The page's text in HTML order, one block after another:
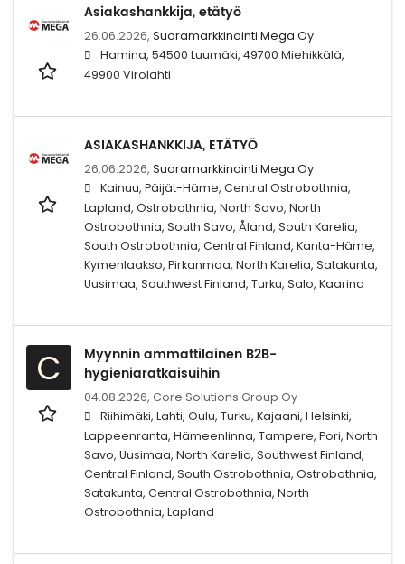
Asiakashankkija, etätyö
26.06.2026, Suoramarkkinointi Mega Oy
Hamina, 54500 Luumäki, 49700 Miehikkälä,
49900 Virolahti
ASIAKASHANKKIJA, ETÄTYÖ
26.06.2026, Suoramarkkinointi Mega Oy
Kainuu, Päijät-Häme, Central Ostrobothnia,
Lapland, Ostrobothnia, North Savo, North
Ostrobothnia, South Savo, Åland, South Karelia,
South Ostrobothnia, Central Finland, Kanta-Häme,
Kymenlaakso, Pirkanmaa, North Karelia, Satakunta,
Uusimaa, Southwest Finland, Turku, Salo, Kaarina
C
Myynnin ammattilainen B2B-
hygieniaratkaisuihin
04.08.2026, Core Solutions Group Oy
Riihimäki, Lahti, Oulu, Turku, Kajaani, Helsinki,
Lappeenranta, Hämeenlinna, Tampere, Pori, North
Savo, Uusimaa, North Karelia, Southwest Finland,
Central Finland, South Ostrobothnia, Ostrobothnia,
Satakunta, Central Ostrobothnia, North
Ostrobothnia, Lapland